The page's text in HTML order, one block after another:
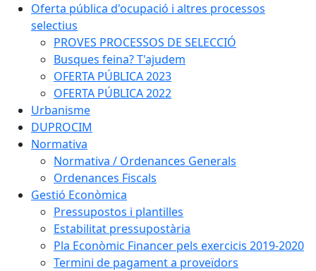
Oferta pública d'ocupació i altres processos
selectius
PROVES PROCESSOS DE SELECCIÓ
Busques feina? T'ajudem
OFERTA PÚBLICA 2023
OFERTA PÚBLICA 2022
Urbanisme
DUPROCIM
Normativa
Normativa / Ordenances Generals
Ordenances Fiscals
Gestió Econòmica
Pressupostos i plantilles
Estabilitat pressupostària
Pla Econòmic Financer pels exercicis 2019-2020
Termini de pagament a proveïdors